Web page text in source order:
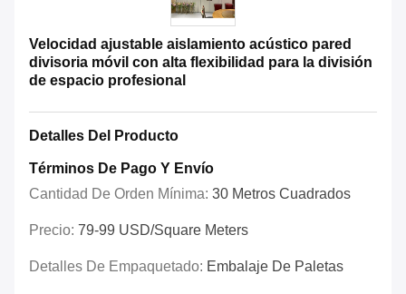
Velocidad ajustable aislamiento acústico pared
divisoria móvil con alta flexibilidad para la división
de espacio profesional
Detalles Del Producto
Términos De Pago Y Envío
Cantidad De Orden Mínima: 30 Metros Cuadrados
Precio: 79-99 USD/Square Meters
Detalles De Empaquetado: Embalaje De Paletas